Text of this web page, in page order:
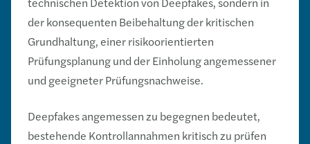
der konsequenten Beibehaltung der kritischen
Grundhaltung, einer risikoorientierten
Prüfungsplanung und der Einholung angemessener
und geeigneter Prüfungsnachweise.
Deepfakes angemessen zu begegnen bedeutet,
bestehende Kontrollannahmen kritisch zu prüfen